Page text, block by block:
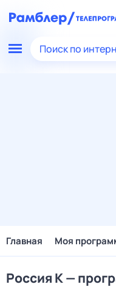
Поиск по
Главная Моя
Россия К —